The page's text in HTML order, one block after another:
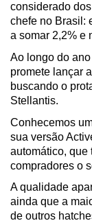
considerado
chefe no Brasil:
a somar 2,2% e
Ao longo do
promete lançar
buscando o
Stellantis.
Conhecemos
sua versão
automático, que
compradores o
A qualidade
ainda que a
de outros